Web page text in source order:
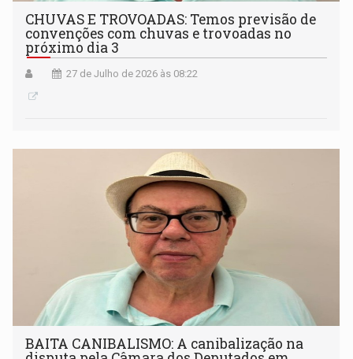
CHUVAS E TROVOADAS: Temos previsão de
convenções com chuvas e trovoadas no
próximo dia 3
27 de Julho de 2026 às 08:22
BAITA CANIBALISMO: A canibalização na